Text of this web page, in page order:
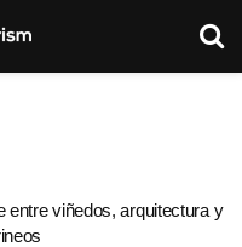
entre viñedos, arquitectura y